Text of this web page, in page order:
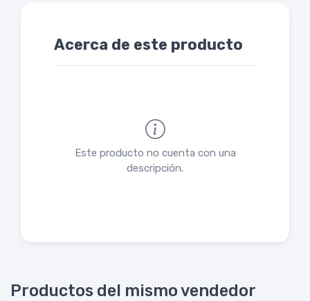
Acerca de este producto
Este producto no cuenta con una
descripción.
Productos del mismo vendedor